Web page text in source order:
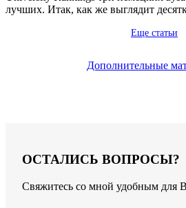
лучших. Итак, как же выглядит
Еще статьи
Дополнительные
ОСТАЛИСЬ ВОПРОСЫ?
Свяжитесь со мной удобным для